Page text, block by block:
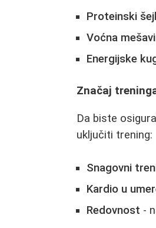
Proteinski
Voćna
Energijske
Značaj
Da biste
uključiti trening:
Snagovni
Kardio u
Redovnost -